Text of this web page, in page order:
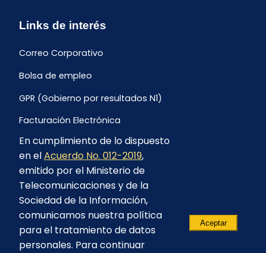
Links de interés
Correo Corporativo
Bolsa de empleo
GPR (Gobierno por resultados N1)
Facturación Electrónica
Archivo Histórico de Facturación
Portal Ambiental y Social
Proyecto Geotérmico Chachimbiro
Contratación consultoría mediante “Lista Corta”
Reglamento de Procesos Asociativos
En cumplimiento de lo dispuesto
en elAcuerdo No. 012-2019,
emitido por el Ministerio de
Telecomunicaciones y de la
Sociedad de la Información,
comunicamos nuestra política
para el tratamiento de datos
personales. Para continuar
Aceptar